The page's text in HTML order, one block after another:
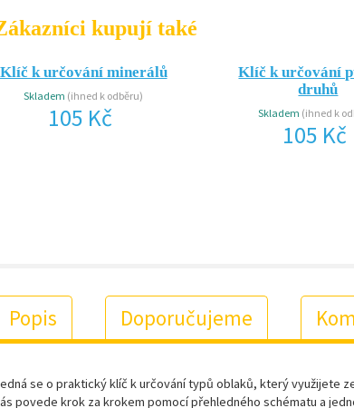
kupují také
Klíč k určování minerálů
Skladem (ihned k odběru)
105 Kč
Klíč k určování
druhů
Skladem (ihned k
105 Kč
Popis Doporučujeme
se o praktický klíč k určování typů oblaků, který využijete
povede krok za krokem pomocí přehledného schématu a